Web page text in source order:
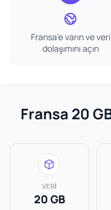
Fransa'e varın ve veri
dolaşımını açın
Fransa 20
VERI
20 GB